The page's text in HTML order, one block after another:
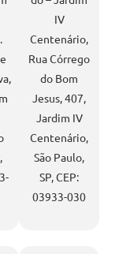
IV
Centenário,
Rua Córrego
do Bom
Jesus, 407,
Jardim IV
Centenário,
São Paulo,
SP, CEP:
03933-030